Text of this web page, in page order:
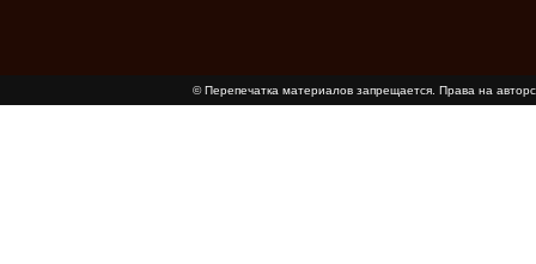
© Перепечатка материалов запрещается. Права на